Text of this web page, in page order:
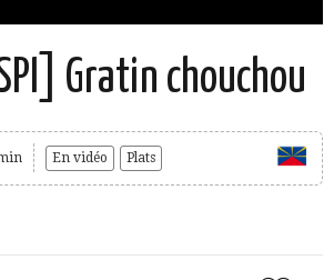
Gratin chouchou
En vidéo Plats